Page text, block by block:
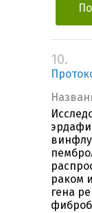
10.
раком
гена